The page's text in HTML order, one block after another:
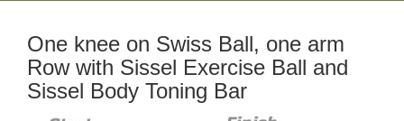
One knee on Swiss Ball, one arm
Row with Sissel Exercise Ball and
Sissel Body Toning Bar